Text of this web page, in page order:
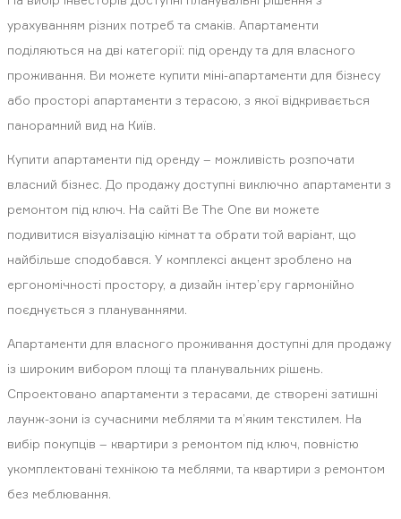
урахуванням різних потреб та смаків. Апартаменти
поділяються на дві категорії: під оренду та для власного
проживання. Ви можете купити міні-апартаменти для бізнесу
або просторі апартаменти з терасою, з якої відкривається
панорамний вид на Київ.
Купити апартаменти під оренду – можливість розпочати
власний бізнес. До продажу доступні виключно апартаменти з
ремонтом під ключ. На сайті Be The One ви можете
подивитися візуалізацію кімнат та обрати той варіант, що
найбільше сподобався. У комплексі акцент зроблено на
ергономічності простору, а дизайн інтер’єру гармонійно
поєднується з плануваннями.
Апартаменти для власного проживання доступні для продажу
із широким вибором площі та планувальних рішень.
Спроектовано апартаменти з терасами, де створені затишні
лаунж-зони із сучасними меблями та м’яким текстилем. На
вибір покупців – квартири з ремонтом під ключ, повністю
укомплектовані технікою та меблями, та квартири з ремонтом
без меблювання.